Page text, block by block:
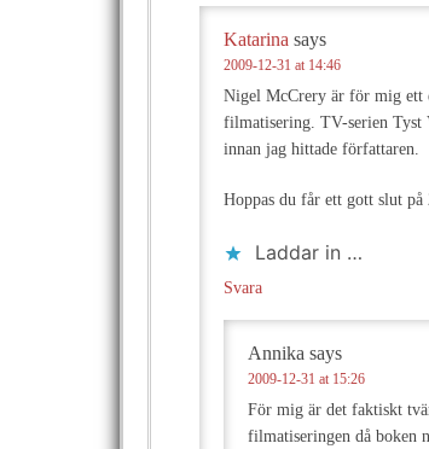
Katarina says
2009-12-31 at 14:46
Nigel McCrery är för mig ett
filmatisering. TV-serien Tyst
innan jag hittade författaren.
Hoppas du får ett gott slut
Laddar in …
Svara
Annika says
2009-12-31 at 15:26
För mig är det faktiskt
filmatiseringen då boken